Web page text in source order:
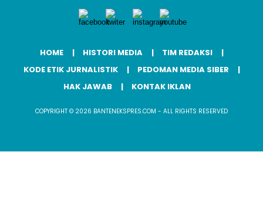
HOME HISTORI MEDIA
TIM REDAKSI
KODE ETIK JURNALISTIK
PEDOMAN MEDIA SIBER
HAK JAWAB
KONTAK IKLAN
COPYRIGHT © 2026 BANTENEKSPRES.COM - ALL RIGHTS RESERVED